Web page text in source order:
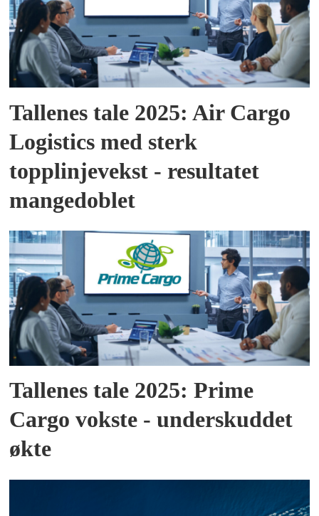
Tallenes tale 2025: Air Cargo
Logistics med sterk
topplinjevekst - resultatet
mangedoblet
Tallenes tale 2025: Prime
Cargo vokste - underskuddet
økte